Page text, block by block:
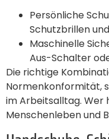
Persönliche
Schutzbrillen
Maschinelle
Aus-Schalter
Die richtige
Normenkonformität,
im Arbeitsalltag. Wer
Menschenleben und